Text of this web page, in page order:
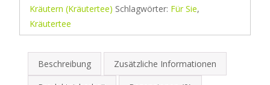
Kräutern (Kräutertee) Schlagwörter: Für Sie,
Kräutertee
Beschreibung Zusätzliche Informationen